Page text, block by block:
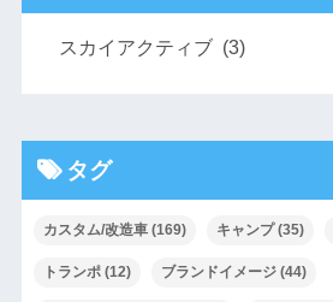
タグ
カスタム/改造車(169) キャンプ(35)
トランポ(12) ブランドイメージ(44)